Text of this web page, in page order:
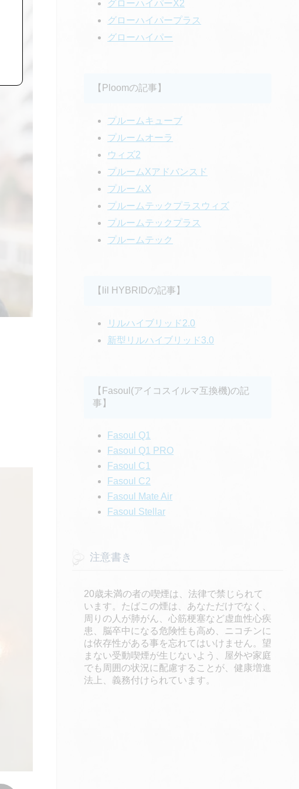
グローハイパーX2
グローハイパープラス
グローハイパー
【Ploomの記事】
プルームキューブ
プルームオーラ
ウィズ2
プルームXアドバンスド
プルームX
プルームテックプラスウィズ
プルームテックプラス
プルームテック
【lil HYBRIDの記事】
リルハイブリッド2.0
新型リルハイブリッド3.0
【Fasoul(アイコスイルマ互換機)の記
事】
Fasoul Q1
Fasoul Q1 PRO
Fasoul C1
Fasoul C2
Fasoul Mate Air
Fasoul Stellar
注意書き
20歳未満の者の喫煙は、法律で禁じられて
います。たばこの煙は、あなただけでなく、
周りの人が肺がん、心筋梗塞など虚血性心疾
患、脳卒中になる危険性も高め、ニコチンに
は依存性がある事を忘れてはいけません。望
まない受動喫煙が生じないよう、屋外や家庭
でも周囲の状況に配慮することが、健康増進
法上、義務付けられています。